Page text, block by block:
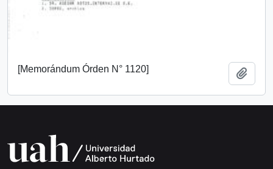
[Memorándum Órden N° 1120]